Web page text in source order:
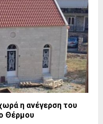
η ανέγερση του
Θέρμου